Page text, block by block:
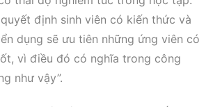
định sinh viên có kiến thức và
dụng sẽ ưu tiên những ứng viên có
vì điều đó có nghĩa trong công
như vậy”.